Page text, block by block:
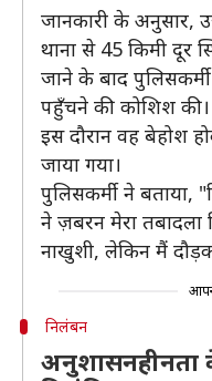
जानकारी के अनुसार,
थाना से 45 किमी दूर
जाने के बाद पुलिसकर्मी
पहुँचने की कोशिश की।
इस दौरान वह बेहोश
जाया गया।
पुलिसकर्मी ने बताया,
ने ज़बरन मेरा तबादला
नाखुशी, लेकिन मैं
निलंबन
अनुशासनहीनता